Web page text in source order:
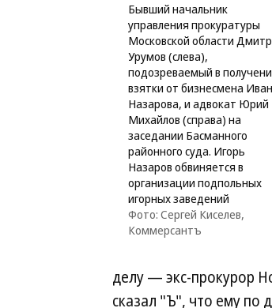
Бывший начальник
управления прокуратуры
Московской области
Урумов (слева),
подозреваемый в
взятки от бизнесмена
Назарова, и адвокат Юрий
Михайлов (справа) на
заседании Басманного
районного суда. Игорь
Назаров обвиняется в
организации подпольных
игорных заведений
Фото: Сергей Киселев,
Коммерсантъ
делу — экс-прокурор
сказал "Ъ", что ему по